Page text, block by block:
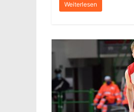
Weiterlesen